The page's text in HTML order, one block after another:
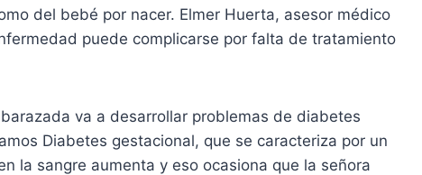
del bebé por nacer. Elmer Huerta, asesor médico
puede complicarse por falta de tratamiento
va a desarrollar problemas de diabetes
Diabetes gestacional, que se caracteriza por un
la sangre aumenta y eso ocasiona que la señora